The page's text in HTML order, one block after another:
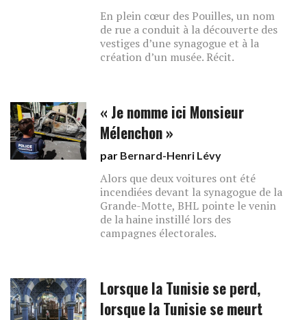
En plein cœur des Pouilles, un nom
de rue a conduit à la découverte des
vestiges d’une synagogue et à la
création d’un musée. Récit.
« Je nomme ici Monsieur
Mélenchon »
par Bernard-Henri Lévy
Alors que deux voitures ont été
incendiées devant la synagogue de la
Grande-Motte, BHL pointe le venin
de la haine instillé lors des
campagnes électorales.
Lorsque la Tunisie se perd,
lorsque la Tunisie se meurt